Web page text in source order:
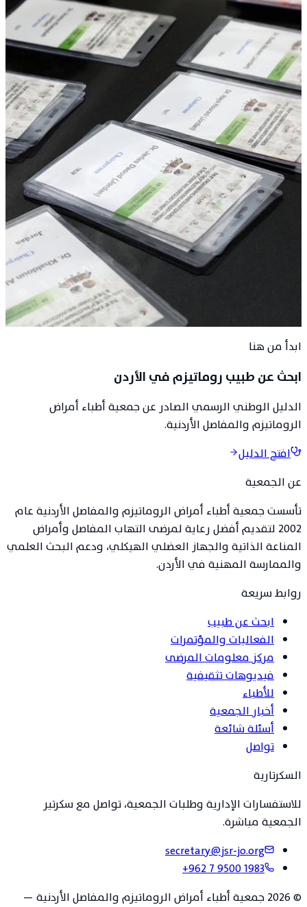
معرض الصور
المؤتمر بالصور
سيتم إضافة صور المؤتمر فور تجهيزها.
اليوم الأول
الأربعاء 19 تشرين الثاني 2025
اليوم الثانيالخميس 20 تشرين الثاني 2025
صور المؤتمر
معالي الدكتور إبراهيم البدور، وزير الصحة.
جمعية أطباء أمراض الروماتيزم
ابدأ من هنا
ابحث عن طبيب روماتيزم في الأردن
الدليل الوطني الرسمي الصادر عن جمعية أطباء أمراض
الروماتيزم والمفاصل الأردنية.
افتح الدليل
عن الجمعية
تأسست جمعية أطباء أمراض الروماتيزم والمفاصل الأردنية عام
2002 لتقديم أفضل رعاية لمرضى التهاب المفاصل وأمراض
المناعة الذاتية والجهاز العضلي الهيكلي، ودعم البحث العلمي
والممارسة المهنية في الأردن.
روابط سريعة
ابحث عن طبيب
الفعاليات والمؤتمرات
مركز معلومات المرضى
فيديوهات تثقيفية
للأطباء
أخبار الجمعية
أسئلة شائعة
تواصل
السكرتارية
للاستفسارات الإدارية وطلبات الجمعية، تواصل مع سكرتير
الجمعية مباشرة.
secretary@jsr-jo.org
+962 7 9500 1983
©
2026جمعية أطباء أمراض الروماتيزم والمفاصل الأردنية —